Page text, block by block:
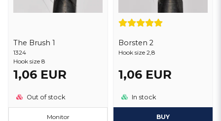
The Brush 1
1324
Hook size 8
1,06 EUR
Out of stock
Monitor
Borsten 2
Hook size 2,8
1,06 EUR
In stock
BUY